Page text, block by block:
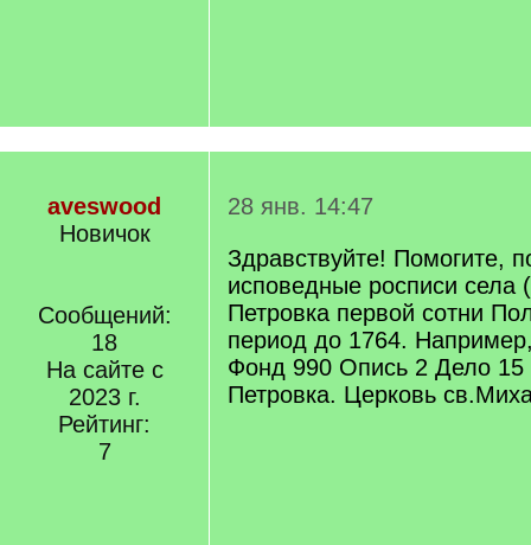
aveswood
Новичок
Сообщений:
18
На сайте с
2023 г.
Рейтинг:
7
28 янв. 14:47
Здравствуйте! Помогите,
исповедные росписи села
Петровка первой сотни
период до 1764.
Фонд 990 Опись 2 Дело 15
Петровка. Церковь